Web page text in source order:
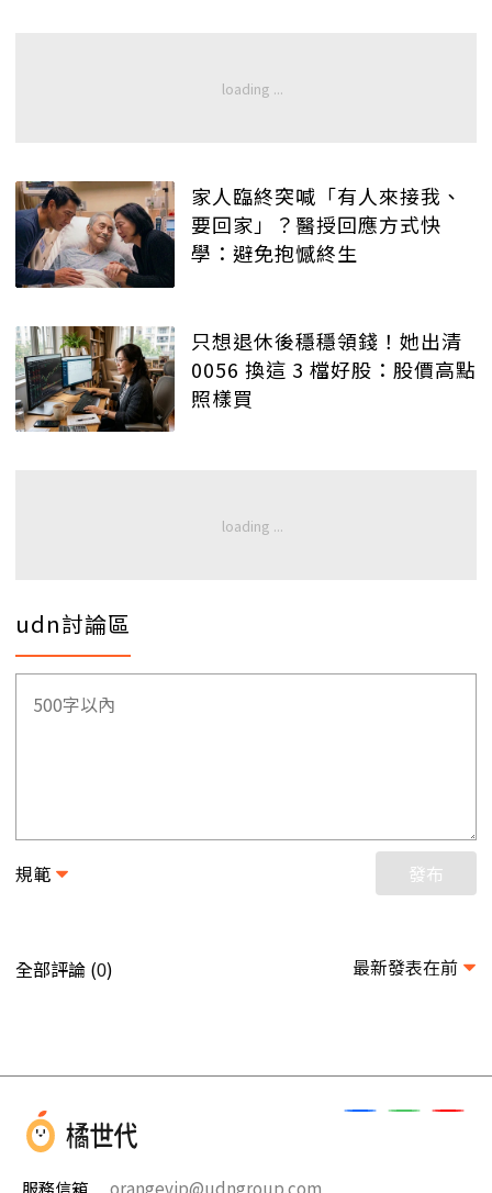
家人臨終突喊「有人來接我、
要回家」？醫授回應方式快
學：避免抱憾終生
只想退休後穩穩領錢！她出清
0056 換這 3 檔好股：股價高點
照樣買
udn討論區
規範 發布
全部評論 (0) 最新發表在前
服務信箱 orangevip@udngroup.com